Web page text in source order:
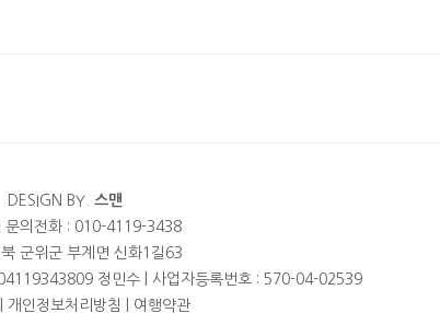
DESIGN BY. 스맨
의전화 : 010-4119-3438
군위군 부계면 신화1길63
정민수 | 사업자등록번호 : 570-04-02539
개인정보처리방침 여행약관